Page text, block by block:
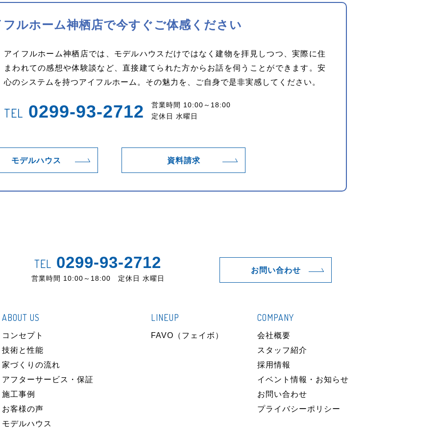
フルホーム神栖店で今すぐご体感ください
アイフルホーム神栖店では、モデルハウスだけではなく建物を拝見しつつ、実際に住
まわれての感想や体験談など、直接建てられた方からお話を伺うことができます。安
心のシステムを持つアイフルホーム。その魅力を、ご自身で是非実感してください。
TEL 0299-93-2712
営業時間 10:00～18:00
定休日 水曜日
モデルハウス 資料請求
TEL 0299-93-2712
営業時間 10:00～18:00 定休日 水曜日
お問い合わせ
ABOUT US
コンセプト
技術と性能
家づくりの流れ
アフターサービス・保証
施工事例
お客様の声
モデルハウス
LINEUP
FAVO（フェイボ）
COMPANY
会社概要
スタッフ紹介
採用情報
イベント情報・お知らせ
お問い合わせ
プライバシーポリシー